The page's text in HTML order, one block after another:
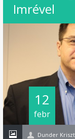
Imrével
12
febr
Dunder